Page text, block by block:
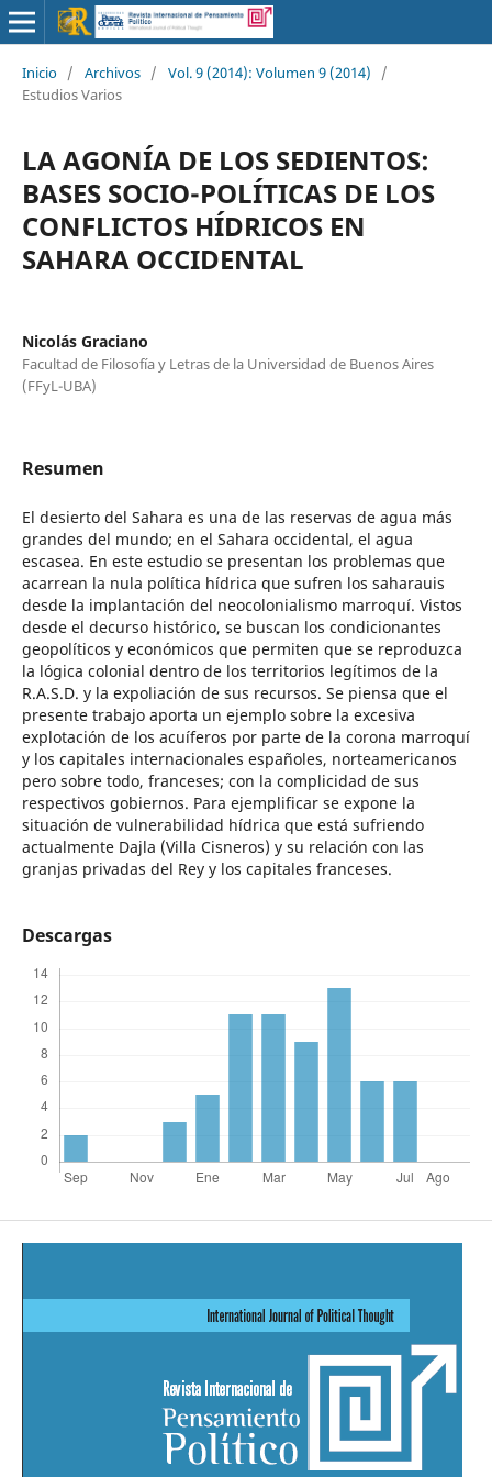
Inicio / Archivos / Vol. 9 (2014): Volumen 9 (2014)
/
Estudios Varios
LA AGONÍA DE LOS SEDIENTOS:
BASES SOCIO-POLÍTICAS DE LOS
CONFLICTOS HÍDRICOS EN
SAHARA OCCIDENTAL
Nicolás Graciano
Facultad de Filosofía y Letras de la Universidad de Buenos Aires
(FFyL-UBA)
Resumen
El desierto del Sahara es una de las reservas de agua más
grandes del mundo; en el Sahara occidental, el agua
escasea. En este estudio se presentan los problemas que
acarrean la nula política hídrica que sufren los saharauis
desde la implantación del neocolonialismo marroquí. Vistos
desde el decurso histórico, se buscan los condicionantes
geopolíticos y económicos que permiten que se reproduzca
la lógica colonial dentro de los territorios legítimos de la
R.A.S.D. y la expoliación de sus recursos. Se piensa que el
presente trabajo aporta un ejemplo sobre la excesiva
explotación de los acuíferos por parte de la corona marroquí
y los capitales internacionales españoles, norteamericanos
pero sobre todo, franceses; con la complicidad de sus
respectivos gobiernos. Para ejemplificar se expone la
situación de vulnerabilidad hídrica que está sufriendo
actualmente Dajla (Villa Cisneros) y su relación con las
granjas privadas del Rey y los capitales franceses.
Descargas